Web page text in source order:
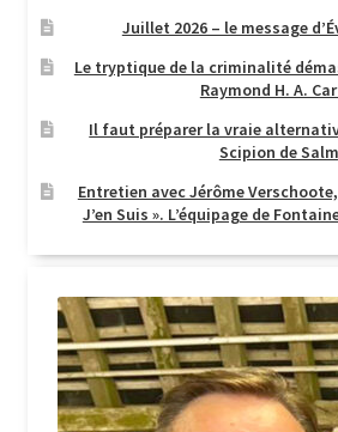
Juillet 2026 – le message
Le tryptique de la criminalité
Raymond H. A.
Il faut préparer la vraie
Scipion de
Entretien avec Jérôme
J’en Suis ». L’équipage de